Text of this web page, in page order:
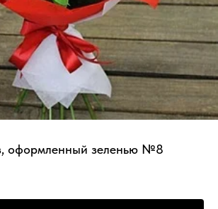
оформленный зеленью №8